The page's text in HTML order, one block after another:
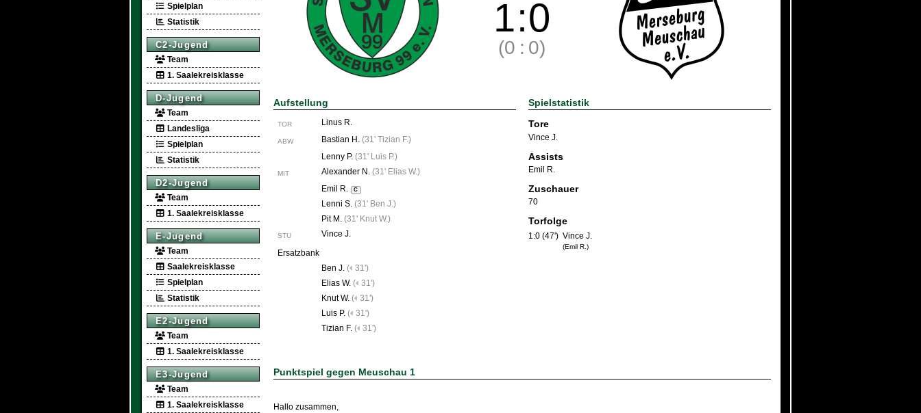
Spielplan
Statistik
C2-Jugend
Team
1. Saalekreisklasse
D-Jugend
Team
Landesliga
Spielplan
Statistik
D2-Jugend
Team
1. Saalekreisklasse
E-Jugend
Team
Saalekreisklasse
Spielplan
Statistik
E2-Jugend
Team
1. Saalekreisklasse
E3-Jugend
Team
1. Saalekreisklasse
1:0
(0 : 0)
Aufstellung
TOR Linus R.
ABW Bastian H. (31' Tizian F.)
Lenny P. (31' Luis P.)
MIT Alexander N. (31' Elias W.)
Emil R.
C
Lenni S. (31' Ben J.)
Pit M. (31' Knut W.)
STU
Vince J.
Ersatzbank
Ben J. ( 31')
Elias W. ( 31')
Knut W. ( 31')
Luis P. ( 31')
Tizian F. ( 31')
Spielstatistik
Tore
Vince J.
Assists
Emil R.
Zuschauer
70
Torfolge
1:0 (47') Vince J.
(Emil R.)
Punktspiel gegen Meuschau 1
Hallo zusammen,